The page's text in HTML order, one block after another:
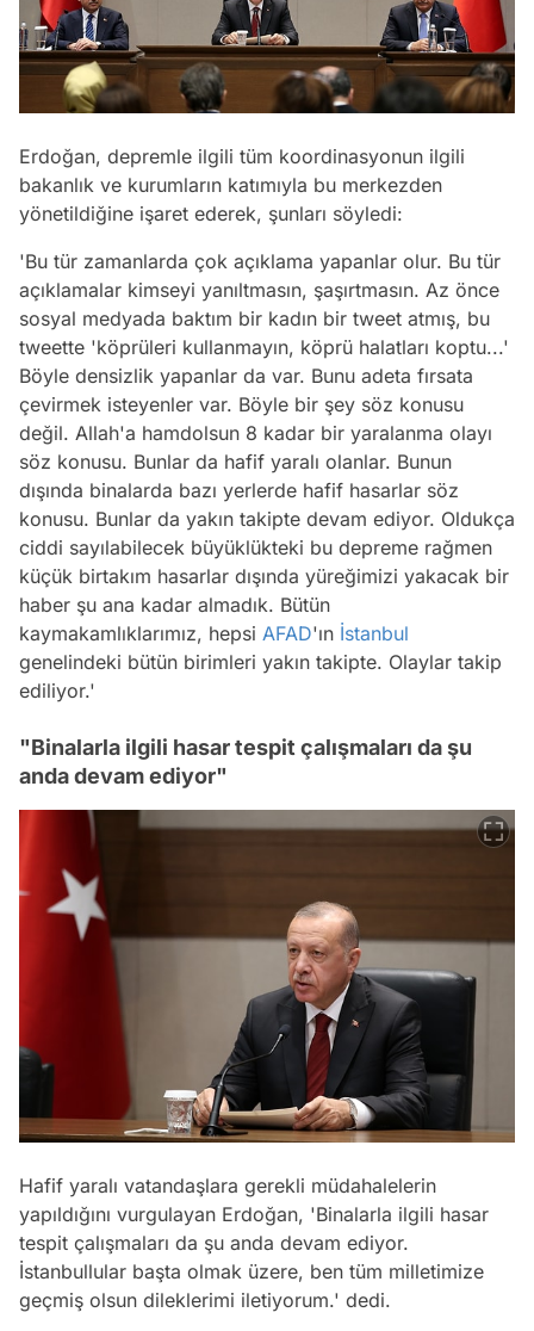
Erdoğan, depremle ilgili tüm koordinasyonun ilgili
bakanlık ve kurumların katımıyla bu merkezden
yönetildiğine işaret ederek, şunları söyledi:
'Bu tür zamanlarda çok açıklama yapanlar olur. Bu tür
açıklamalar kimseyi yanıltmasın, şaşırtmasın. Az önce
sosyal medyada baktım bir kadın bir tweet atmış, bu
tweette 'köprüleri kullanmayın, köprü halatları koptu...'
Böyle densizlik yapanlar da var. Bunu adeta fırsata
çevirmek isteyenler var. Böyle bir şey söz konusu
değil. Allah'a hamdolsun 8 kadar bir yaralanma olayı
söz konusu. Bunlar da hafif yaralı olanlar. Bunun
dışında binalarda bazı yerlerde hafif hasarlar söz
konusu. Bunlar da yakın takipte devam ediyor. Oldukça
ciddi sayılabilecek büyüklükteki bu depreme rağmen
küçük birtakım hasarlar dışında yüreğimizi yakacak bir
haber şu ana kadar almadık. Bütün
kaymakamlıklarımız, hepsi AFAD'ın İstanbul
genelindeki bütün birimleri yakın takipte. Olaylar takip
ediliyor.'
"Binalarla ilgili hasar tespit çalışmaları da şu
anda devam ediyor"
Hafif yaralı vatandaşlara gerekli müdahalelerin
yapıldığını vurgulayan Erdoğan, 'Binalarla ilgili hasar
tespit çalışmaları da şu anda devam ediyor.
İstanbullular başta olmak üzere, ben tüm milletimize
geçmiş olsun dileklerimi iletiyorum.' dedi.